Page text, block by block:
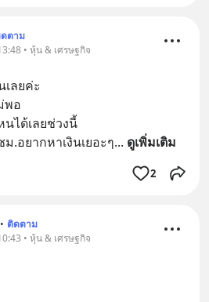
ตาม
• หุ้น & เศรษฐกิจ
ลยค่ะ
พอ
ได้เลยช่วงนี้
.อยากหาเงินเยอะๆ... ดูเพิ่มเติม
2
• ติดตาม
• หุ้น & เศรษฐกิจ